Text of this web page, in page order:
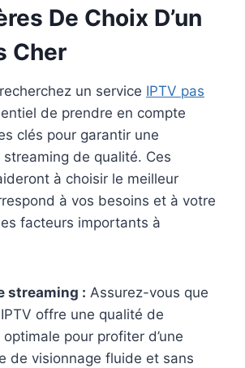
De Choix D’un
Cher
un service IPTV pas
de prendre en compte
clés pour garantir une
de qualité. Ces
à choisir le meilleur
à vos besoins et à votre
facteurs importants à
streaming : Assurez-vous que
offre une qualité de
pour profiter d’une
de visionnage fluide et sans